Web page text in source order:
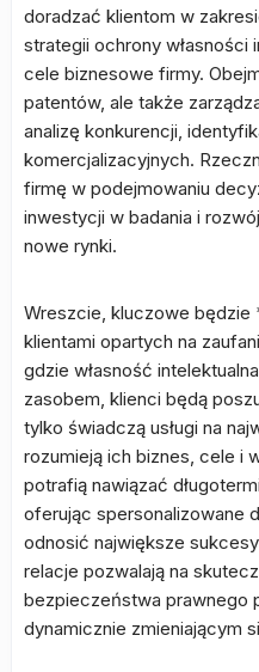
doradzać klientom w
strategii ochrony własności
cele biznesowe firmy.
patentów, ale także
analizę konkurencji,
komercjalizacyjnych.
firmę w podejmowaniu
inwestycji w badania i
nowe rynki.
Wreszcie, kluczowe będzie
klientami opartych na
gdzie własność
zasobem, klienci będą
tylko świadczą usługi na
rozumieją ich biznes, cele i
potrafią nawiązać
oferując spersonalizowane
odnosić największe
relacje pozwalają na
bezpieczeństwa prawnego
dynamicznie zmieniającym